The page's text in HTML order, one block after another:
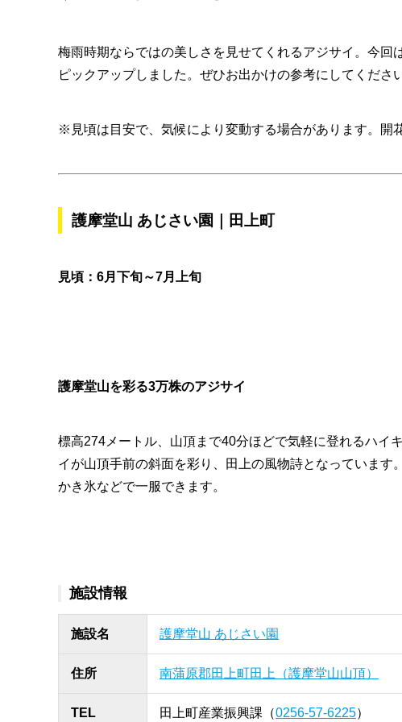
梅雨時期ならではの美しさを見せてくれるアジサイ。今
ピックアップしました。ぜひお出かけの参考にしてください
※見頃は目安で、気候により変動する場合があります。開
護摩堂山 あじさい園｜田上町
見頃：6月下旬～7月上旬
護摩堂山を彩る3万株のアジサイ
標高274メートル、山頂まで40分ほどで気軽に登れるハイ
イが山頂手前の斜面を彩り、田上の風物詩となっていま
かき氷などで一服できます。
施設情報
施設名 護摩堂山 あじさい園
住所 南蒲原郡田上町田上（護摩堂山山頂）
TEL 田上町産業振興課（0256-57-6225）